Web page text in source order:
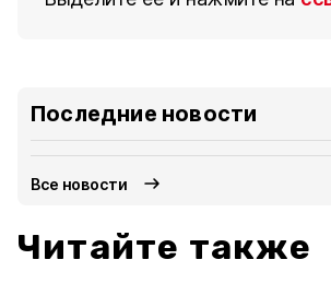
Последние новости
Все новости
Читайте также